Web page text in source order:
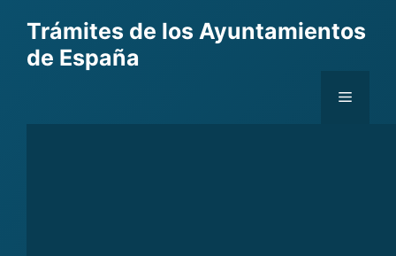
content
Trámites de los Ayuntamientos
de España
Menu